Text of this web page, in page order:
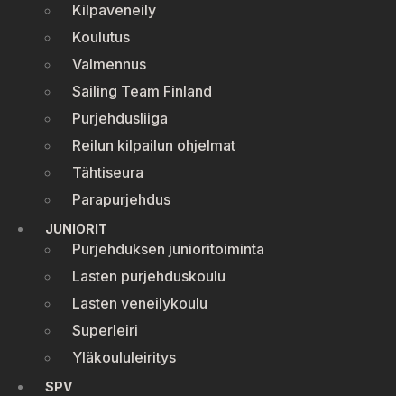
Kilpaveneily
Koulutus
Valmennus
Sailing Team Finland
Purjehdusliiga
Reilun kilpailun ohjelmat
Tähtiseura
Parapurjehdus
JUNIORIT
Purjehduksen junioritoiminta
Lasten purjehduskoulu
Lasten veneilykoulu
Superleiri
Yläkoululeiritys
SPV